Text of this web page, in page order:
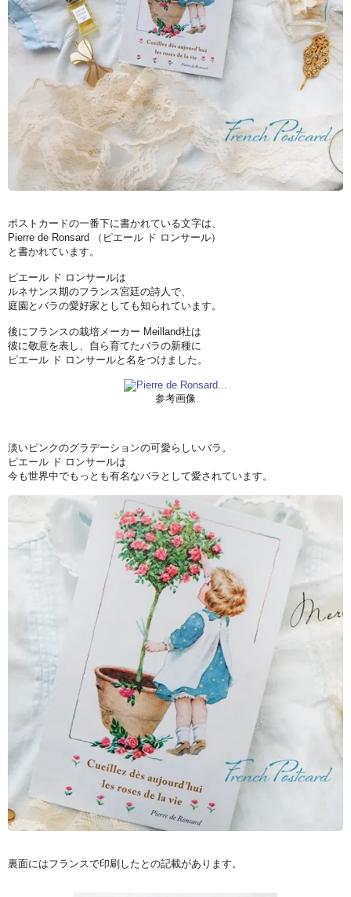
ポストカードの一番下に書かれている文字は、
Pierre de Ronsard （ピエール ド ロンサール）
と書かれています。
ピエール ド ロンサールは
ルネサンス期のフランス宮廷の詩人で、
庭園とバラの愛好家としても知られています。
後にフランスの栽培メーカー Meilland社は
彼に敬意を表し、自ら育てたバラの新種に
ピエール ド ロンサールと名をつけました。
参考画像
淡いピンクのグラデーションの可愛らしいバラ。
ピエール ド ロンサールは
今も世界中でもっとも有名なバラとして愛されています。
裏面にはフランスで印刷したとの記載があります。